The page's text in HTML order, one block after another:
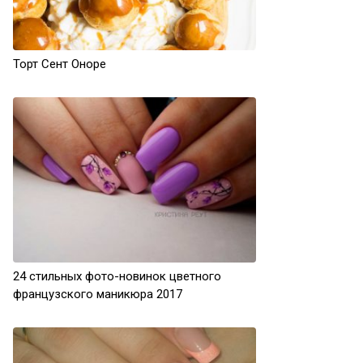
Торт Сент Оноре
24 стильных фото-новинок цветного
французского маникюра 2017